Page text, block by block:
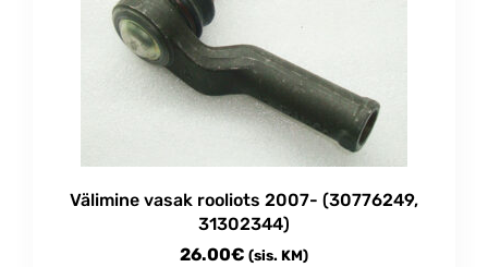
Välimine vasak rooliots 2007- (30776249,
31302344)
26.00€ (sis. KM)